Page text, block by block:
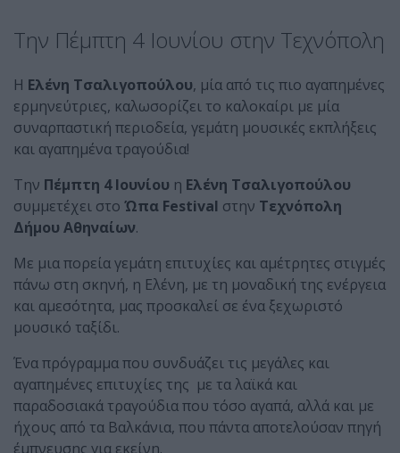
Την Πέμπτη 4 Ιουνίου στην Τεχνόπολη
Η Ελένη Τσαλιγοπούλου, μία από τις πιο αγαπημένες
ερμηνεύτριες, καλωσορίζει το καλοκαίρι με μία
συναρπαστική περιοδεία, γεμάτη μουσικές εκπλήξεις
και αγαπημένα τραγούδια!
Την Πέμπτη 4 Ιουνίου η Ελένη Τσαλιγοπούλου
συμμετέχει στο Ώπα Festival στην Τεχνόπολη
Δήμου Αθηναίων.
Με μια πορεία γεμάτη επιτυχίες και αμέτρητες στιγμές
πάνω στη σκηνή, η Ελένη, με τη μοναδική της ενέργεια
και αμεσότητα, μας προσκαλεί σε ένα ξεχωριστό
μουσικό ταξίδι.
Ένα πρόγραμμα που συνδυάζει τις μεγάλες και
αγαπημένες επιτυχίες της με τα λαϊκά και
παραδοσιακά τραγούδια που τόσο αγαπά, αλλά και με
ήχους από τα Βαλκάνια, που πάντα αποτελούσαν πηγή
έμπνευσης για εκείνη.